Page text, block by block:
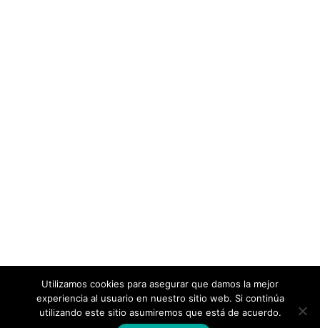
Utilizamos cookies para asegurar que damos la mejor
experiencia al usuario en nuestro sitio web. Si continúa
utilizando este sitio asumiremos que está de acuerdo.